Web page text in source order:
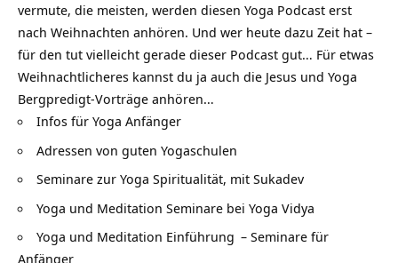
vermute, die meisten, werden diesen Yoga Podcast erst
nach Weihnachten anhören. Und wer heute dazu Zeit hat –
für den tut vielleicht gerade dieser Podcast gut… Für etwas
Weihnachtlicheres kannst du ja auch die Jesus und Yoga
Bergpredigt-Vorträge anhören…
Infos für Yoga Anfänger
Adressen von guten Yogaschulen
Seminare zur Yoga Spiritualität, mit Sukadev
Yoga und Meditation Seminare bei Yoga Vidya
Yoga und Meditation Einführung – Seminare für
Anfänger